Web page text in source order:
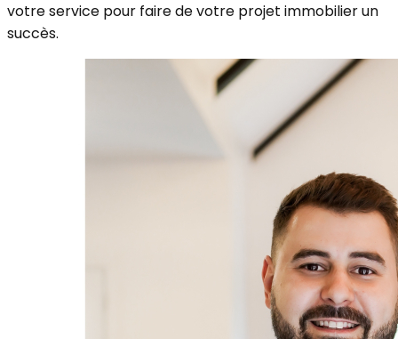
votre service pour faire de votre projet immobilier un
succès.